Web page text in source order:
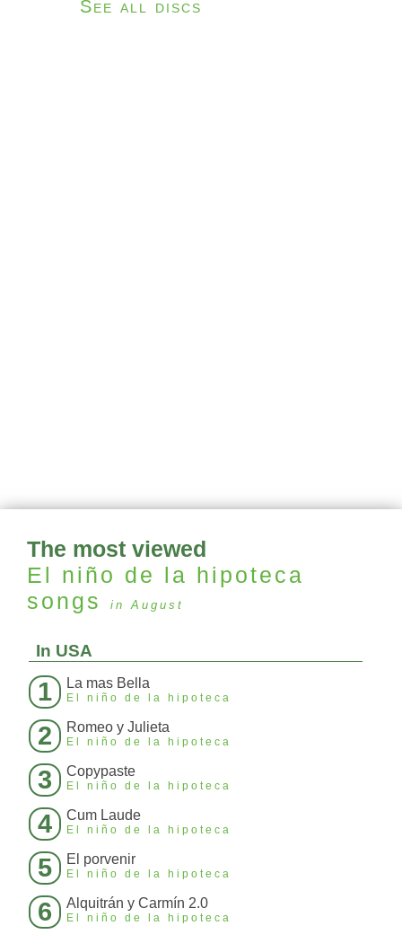
See all discs
The most viewed
El niño de la hipoteca
songs
in August
In USA
1 La mas Bella
El niño de la hipoteca
2 Romeo y Julieta
El niño de la hipoteca
3 Copypaste
El niño de la hipoteca
4 Cum Laude
El niño de la hipoteca
5 El porvenir
El niño de la hipoteca
6 Alquitrán y Carmín 2.0
El niño de la hipoteca